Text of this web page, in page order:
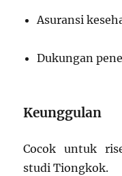
Asuransi
Dukungan
Keunggulan
Cocok untuk
studi Tiongkok.